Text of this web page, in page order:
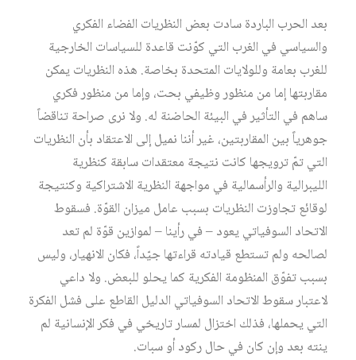
بعد الحرب الباردة سادت بعض النظريات الفضاء الفكري
والسياسي في الغرب التي كوّنت قاعدة للسياسات الخارجية
للغرب بعامة وللولايات المتحدة بخاصة. هذه النظريات يمكن
مقاربتها إما من منظور وظيفي بحت، وإما من منظور فكري
ساهم في التأثير في البيئة الحاضنة له. ولا نرى صراحة تناقضاً
جوهرياً بين المقاربتين، غير أننا نميل إلى الاعتقاد بأن النظريات
التي تمّ ترويجها كانت نتيجة معتقدات سابقة كنظرية
الليبرالية والرأسمالية في مواجهة النظرية الاشتراكية وكنتيجة
لوقائع تجاوزت النظريات بسبب عامل ميزان القوّة. فسقوط
الاتحاد السوفياتي يعود – في رأينا – لموازين قوّة لم تعد
لصالحه ولم تستطع قيادته قراءتها جيّداً، فكان الانهيار، وليس
بسبب تفوّق المنظومة الفكرية كما يحلو للبعض. ولا داعي
لاعتبار سقوط الاتحاد السوفياتي الدليل القاطع على فشل الفكرة
التي يحملها، فذلك اختزال لمسار تاريخي في فكر الإنسانية لم
ينته بعد وإن كان في حال ركود أو سبات.